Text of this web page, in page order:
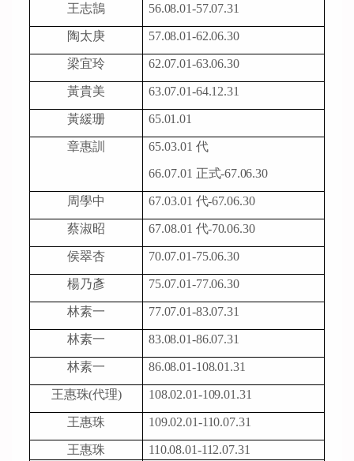
王志鵠 56.08.01-57.07.31
陶太庚 57.08.01-62.06.30
梁宜玲 62.07.01-63.06.30
黃貴美 63.07.01-64.12.31
黃緩珊 65.01.01
章惠訓 65.03.01 代
66.07.01 正式-67.06.30
周學中 67.03.01 代-67.06.30
蔡淑昭 67.08.01 代-70.06.30
侯翠杏 70.07.01-75.06.30
楊乃彥 75.07.01-77.06.30
林素一 77.07.01-83.07.31
林素一 83.08.01-86.07.31
林素一 86.08.01-108.01.31
王惠珠(代理) 108.02.01-109.01.31
王惠珠 109.02.01-110.07.31
王惠珠 110.08.01-112.07.31